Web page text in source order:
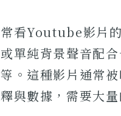
常看Youtube影片
或單純背景聲音配
等。這種影片通常
釋與數據，需要大